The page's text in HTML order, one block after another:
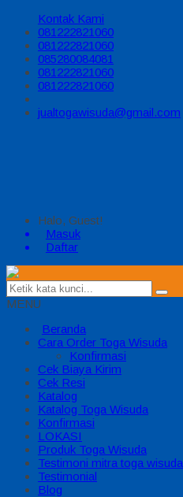
Kontak Kami
081222821060
081222821060
085280084081
081222821060
081222821060
jualtogawisuda@gmail.com
Halo, Guest!
Masuk
Daftar
MENU
Beranda
Cara Order Toga Wisuda
Konfirmasi
Cek Biaya Kirim
Cek Resi
Katalog
Katalog Toga Wisuda
Konfirmasi
LOKASI
Produk Toga Wisuda
Testimoni mitra toga wisuda
Testimonial
Blog